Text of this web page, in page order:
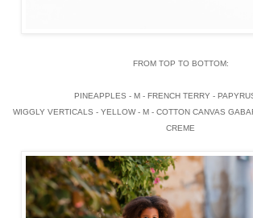
FROM TOP TO BOTTOM:
PINEAPPLES - M - FRENCH TERRY -
WIGGLY VERTICALS - YELLOW - M - COTTON CANVAS
CREME